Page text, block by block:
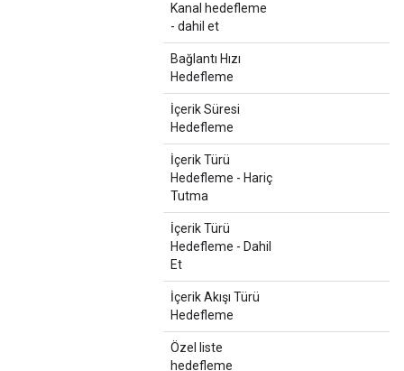
Kanal hedefleme
- dahil et
Bağlantı Hızı
Hedefleme
İçerik Süresi
Hedefleme
İçerik Türü
Hedefleme - Hariç
Tutma
İçerik Türü
Hedefleme - Dahil
Et
İçerik Akışı Türü
Hedefleme
Özel liste
hedefleme